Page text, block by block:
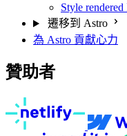
Style
遷移到 Astro
為 Astro 貢獻心力
贊助者